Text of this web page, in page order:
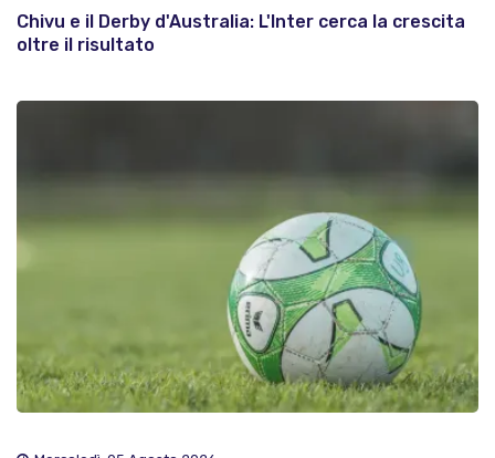
Chivu e il Derby d'Australia: L'Inter cerca la crescita
oltre il risultato